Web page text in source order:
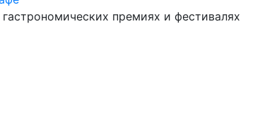
премиях и фестивалях